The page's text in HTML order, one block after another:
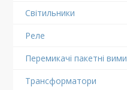
Світильники
Реле
Перемикачі пакетні
Трансформатори